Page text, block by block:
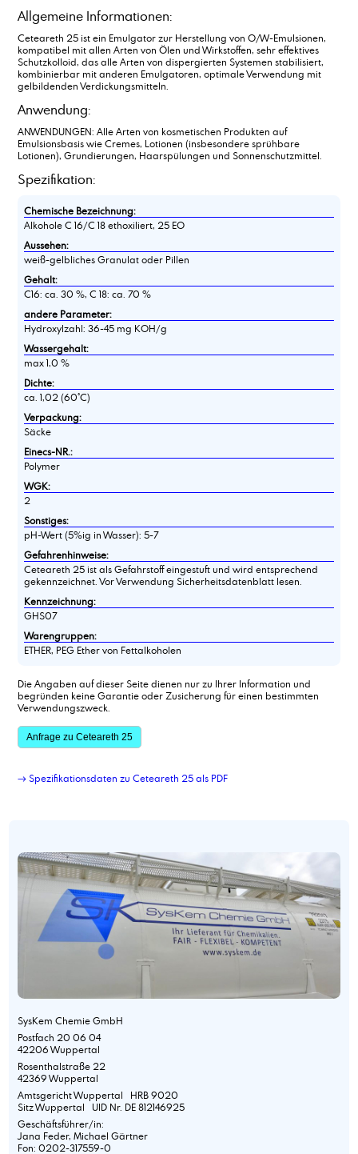
Allgemeine Informationen:
Ceteareth 25 ist ein Emulgator zur Herstellung von O/W-Emulsionen,
kompatibel mit allen Arten von Ölen und Wirkstoffen, sehr effektives
Schutzkolloid, das alle Arten von dispergierten Systemen stabilisiert,
kombinierbar mit anderen Emulgatoren, optimale Verwendung mit
gelbildenden Verdickungsmitteln.
Anwendung:
ANWENDUNGEN: Alle Arten von kosmetischen Produkten auf
Emulsionsbasis wie Cremes, Lotionen (insbesondere sprühbare
Lotionen), Grundierungen, Haarspülungen und Sonnenschutzmittel.
Spezifikation:
Chemische Bezeichnung:
Alkohole C 16/C 18 ethoxiliert, 25 EO
Aussehen:
weiß-gelbliches Granulat oder Pillen
Gehalt:
C16: ca. 30 %, C 18: ca. 70 %
andere Parameter:
Hydroxylzahl: 36-45 mg KOH/g
Wassergehalt:
max 1,0 %
Dichte:
ca. 1,02 (60°C)
Verpackung:
Säcke
Einecs-NR.:
Polymer
WGK:
2
Sonstiges:
pH-Wert (5%ig in Wasser): 5-7
Gefahrenhinweise:
Ceteareth 25 ist als Gefahrstoff eingestuft und wird entsprechend
gekennzeichnet. Vor Verwendung Sicherheitsdatenblatt lesen.
Kennzeichnung:
GHS07
Warengruppen:
ETHER, PEG Ether von Fettalkoholen
Die Angaben auf dieser Seite dienen nur zu Ihrer Information und
begründen keine Garantie oder Zusicherung für einen bestimmten
Verwendungszweck.
Anfrage zu Ceteareth 25
→ Spezifikationsdaten zu Ceteareth 25 als PDF
SysKem Chemie GmbH
Postfach 20 06 04
42206 Wuppertal
Rosenthalstraße 22
42369 Wuppertal
Amtsgericht Wuppertal HRB 9020
Sitz Wuppertal UID Nr. DE 812146925
Geschäftsführer/in:
Jana Feder, Michael Gärtner
Fon: 0202-317559-0